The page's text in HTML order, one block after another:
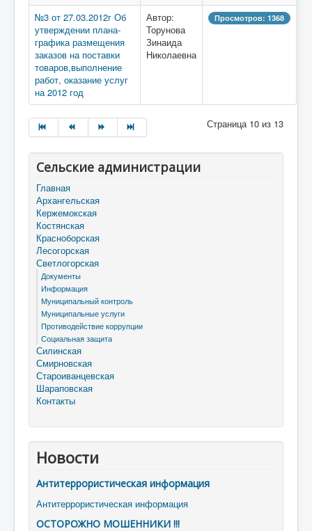
№3 от 27.03.2012г Об
утверждении плана-
графика размещения
заказов на поставки
товаров,выполнение
работ, оказание услуг
на 2012 год
Автор:
Торунова
Зинаида
Николаевна
Просмотров: 1368
Страница 10 из 13
Сельские администрации
Главная
Архангельская
Кержемокская
Костянская
Красноборская
Лесогорская
Светлогорская
Документы
Информация
Муниципальный контроль
Муниципальные услуги
Противодействие коррупции
Социальная защита
Силинская
Смирновская
Староиванцевская
Шараповская
Контакты
Новости
Антитеррористическая информация
Антитеррористическая информация
ОСТОРОЖНО МОШЕННИКИ !!!